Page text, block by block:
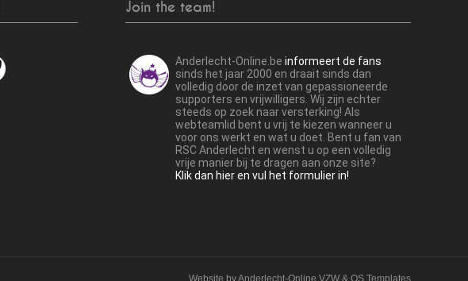
Join the team!
Anderlecht-Online.be informeert de fans
sinds het jaar 2000 en draait sinds dan
volledig door de inzet van gepassioneerde
supporters en vrijwilligers. Wij zijn echter
steeds op zoek naar versterking! Als
webteamlid bent u vrij te kiezen wanneer u
voor ons werkt en wat u doet. Bent u fan van
RSC Anderlecht en wenst u op een volledig
vrije manier bij te dragen aan onze site?
Klik dan hier en vul het formulier in!
Website byAnderlecht-Online VZW & OS Templates